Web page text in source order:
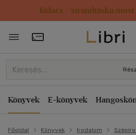
Kulacs / strandtáska most
Törzsvásárlói Kártya adatai
Könyvek E-könyvek
Főoldal Könyvek Irodalom